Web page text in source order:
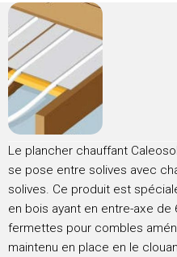
Le plancher chauffant
se pose entre solives avec
solives. Ce produit est
en bois ayant en entre-axe
fermettes pour combles
maintenu en place en le